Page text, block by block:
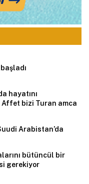
hayatını
Affet bizi Turan amca
Arabistan’da
bütüncül bir
gerekiyor